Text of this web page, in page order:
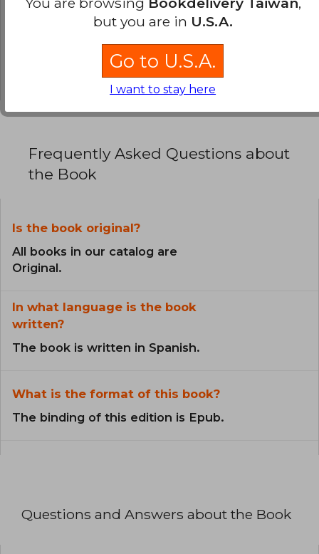
0% (0)
0% (0)
0% (0)
Frequently Asked Questions about
the Book
Is the book original?
All books in our catalog are
Original.
In what language is the book
written?
The book is written in Spanish.
What is the format of this book?
The binding of this edition is Epub.
Questions and Answers about the Book
but you are in U.S.A.
Go to U.S.A.
I want to stay here